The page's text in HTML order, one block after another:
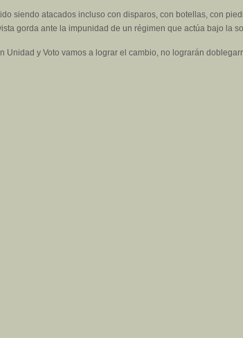
siendo atacados incluso con disparos, con botellas, con
gorda ante la impunidad de un régimen que actúa bajo la
Unidad y Voto vamos a lograr el cambio, no lograrán